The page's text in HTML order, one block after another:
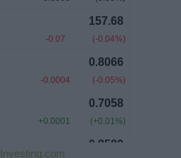
Investing.com